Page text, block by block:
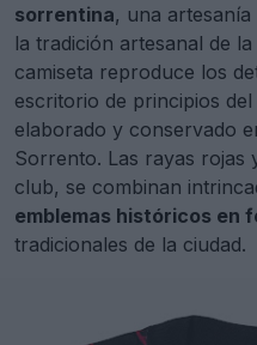
sorrentina, una
la tradición artesanal de
camiseta reproduce los
escritorio de principios
elaborado y conservado
Sorrento. Las rayas rojas
club, se combinan
emblemas históricos en
tradicionales de la ciudad.